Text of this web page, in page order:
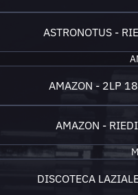
ASTRONOTUS -
AMAZON - 2LP
AMAZON -
DISCOTECA